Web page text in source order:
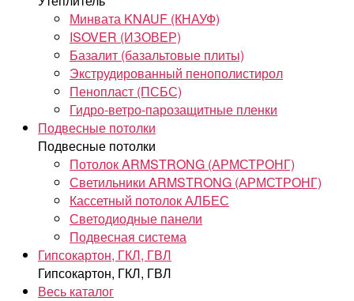
Минвата KNAUF (КНАУФ)
ISOVER (ИЗОВЕР)
Базалит (базальтовые плиты)
Экструдированный пенополистирол
Пенопласт (ПСБС)
Гидро-ветро-парозащитные пленки
Подвесные потолки
Подвесные потолки
Потолок ARMSTRONG (АРМСТРОНГ)
Светильники ARMSTRONG (АРМСТРОНГ)
Кассетный потолок АЛБЕС
Светодиодные панели
Подвесная система
Гипсокартон, ГКЛ, ГВЛ
Гипсокартон, ГКЛ, ГВЛ
Весь каталог